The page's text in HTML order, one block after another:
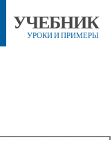
УЧЕБНИК
УРОКИ И ПРИМЕРЫ